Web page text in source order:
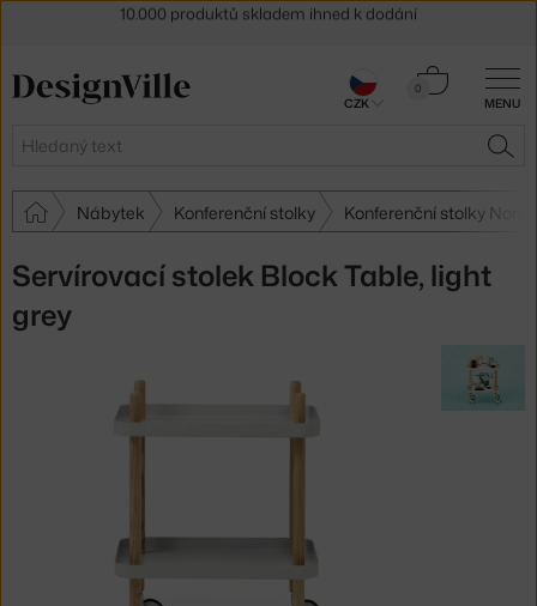
MENU
Hledat
0
Košík
Nábytek Konferenční stolky Konferenční stolky
Servírovací stolek Block Table, light
grey
30 dní na vrácení zboží
CZK